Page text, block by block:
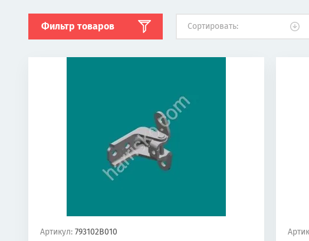
Фильтр товаров Сортировать:
Артикул: 793102B010